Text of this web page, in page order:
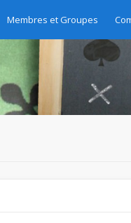
Membres et Groupes